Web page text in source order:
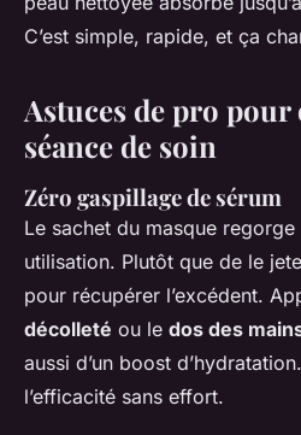
C’est simple, rapide, et ça
Astuces de pro
séance de soin
Zéro gaspillage de sérum
Le sachet du masque
utilisation. Plutôt que de le
pour récupérer l’excédent.
décolleté ou le dos des
aussi d’un boost
l’efficacité sans effort.